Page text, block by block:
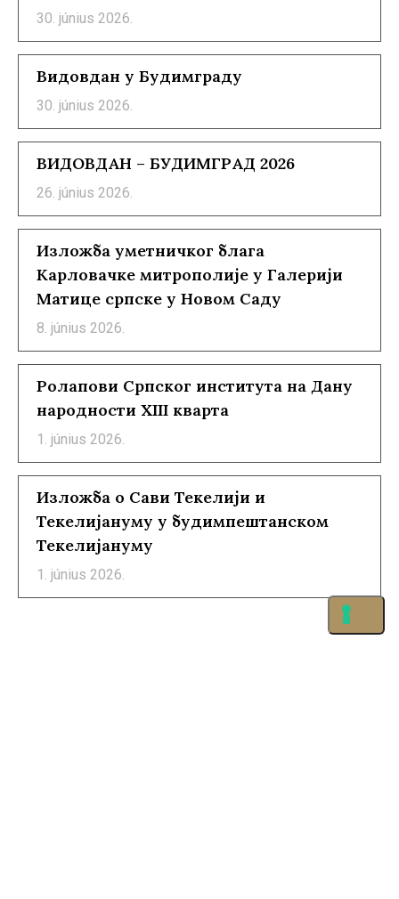
30. június 2026.
Видовдан у Будимграду
30. június 2026.
ВИДОВДАН – БУДИМГРАД 2026
26. június 2026.
Изложба уметничког блага
Карловачке митрополије у Галерији
Матице српске у Новом Саду
8. június 2026.
Ролапови Српског института на Дану
народности XIII кварта
1. június 2026.
Изложба о Сави Текелији и
Текелијануму у будимпештанском
Текелијануму
1. június 2026.